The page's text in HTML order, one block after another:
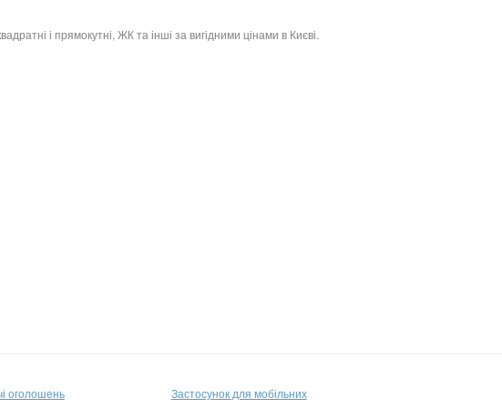
і прямокутні, ЖК та інші за вигідними цінами в Києві.
оголошень Застосунок для мобільних